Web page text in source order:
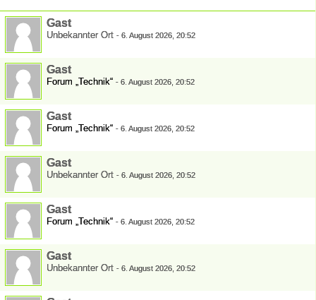
Gast
Unbekannter Ort - 6. August 2026, 20:52
Gast
Forum „Technik“ - 6. August 2026, 20:52
Gast
Forum „Technik“ - 6. August 2026, 20:52
Gast
Unbekannter Ort - 6. August 2026, 20:52
Gast
Forum „Technik“ - 6. August 2026, 20:52
Gast
Unbekannter Ort - 6. August 2026, 20:52